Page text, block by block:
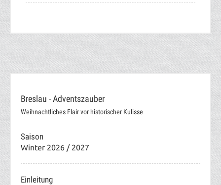
Breslau - Adventszauber
Weihnachtliches Flair vor historischer Kulisse
Saison
Winter 2026 / 2027
Einleitung